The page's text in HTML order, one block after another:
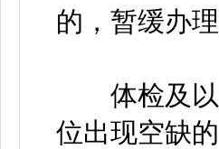
的，暂缓办
体检及以
位出现空缺